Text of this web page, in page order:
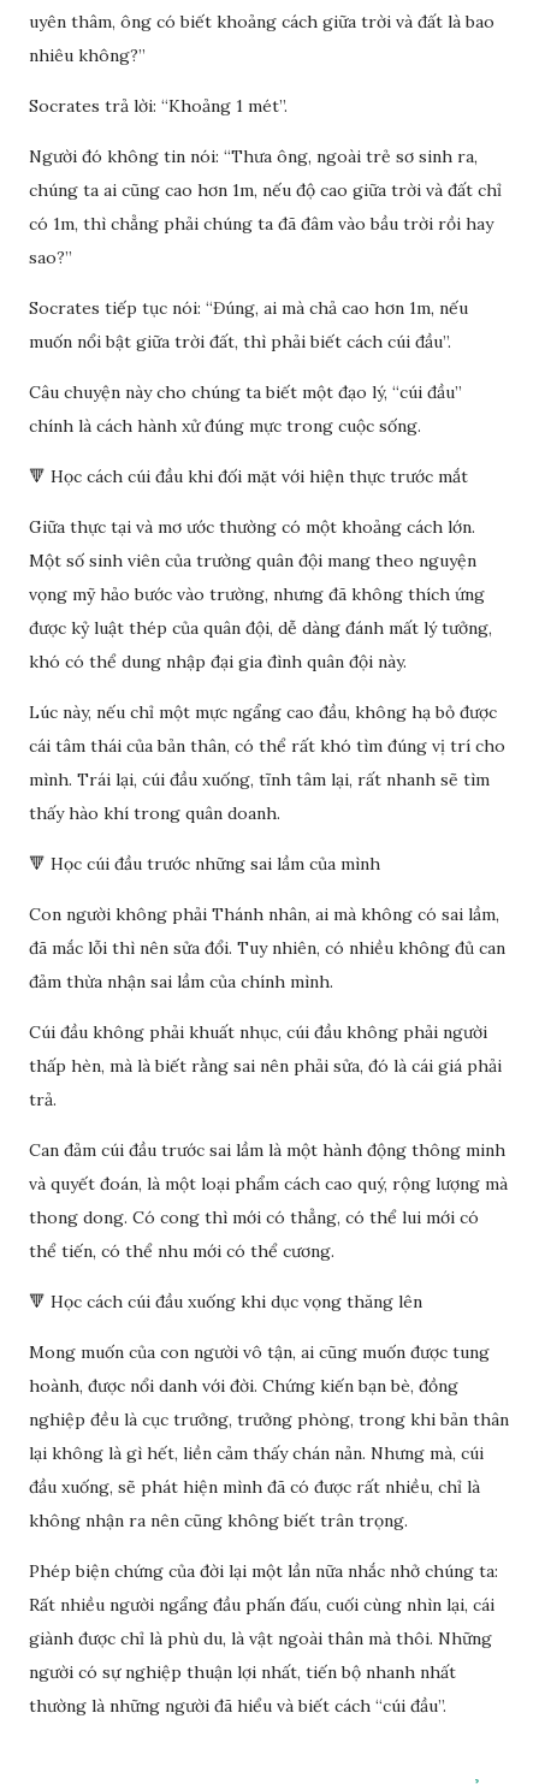
uyên thâm, ông có biết khoảng cách giữa trời và đất là bao
nhiêu không?”
Socrates trả lời: “Khoảng 1 mét”.
Người đó không tin nói: “Thưa ông, ngoài trẻ sơ sinh ra,
chúng ta ai cũng cao hơn 1m, nếu độ cao giữa trời và đất chỉ
có 1m, thì chẳng phải chúng ta đã đâm vào bầu trời rồi hay
sao?”
Socrates tiếp tục nói: “Đúng, ai mà chả cao hơn 1m, nếu
muốn nổi bật giữa trời đất, thì phải biết cách cúi đầu”.
Câu chuyện này cho chúng ta biết một đạo lý, “cúi đầu”
chính là cách hành xử đúng mực trong cuộc sống.
🔻 Học cách cúi đầu khi đối mặt với hiện thực trước mắt
Giữa thực tại và mơ ước thường có một khoảng cách lớn.
Một số sinh viên của trường quân đội mang theo nguyện
vọng mỹ hảo bước vào trường, nhưng đã không thích ứng
được kỷ luật thép của quân đội, dễ dàng đánh mất lý tưởng,
khó có thể dung nhập đại gia đình quân đội này.
Lúc này, nếu chỉ một mực ngẩng cao đầu, không hạ bỏ được
cái tâm thái của bản thân, có thể rất khó tìm đúng vị trí cho
mình. Trái lại, cúi đầu xuống, tĩnh tâm lại, rất nhanh sẽ tìm
thấy hào khí trong quân doanh.
🔻 Học cúi đầu trước những sai lầm của mình
Con người không phải Thánh nhân, ai mà không có sai lầm,
đã mắc lỗi thì nên sửa đổi. Tuy nhiên, có nhiều không đủ can
đảm thừa nhận sai lầm của chính mình.
Cúi đầu không phải khuất nhục, cúi đầu không phải người
thấp hèn, mà là biết rằng sai nên phải sửa, đó là cái giá phải
trả.
Can đảm cúi đầu trước sai lầm là một hành động thông minh
và quyết đoán, là một loại phẩm cách cao quý, rộng lượng mà
thong dong. Có cong thì mới có thẳng, có thể lui mới có
thể tiến, có thể nhu mới có thể cương.
🔻 Học cách cúi đầu xuống khi dục vọng thăng lên
Mong muốn của con người vô tận, ai cũng muốn được tung
hoành, được nổi danh với đời. Chứng kiến bạn bè, đồng
nghiệp đều là cục trưởng, trưởng phòng, trong khi bản thân
lại không là gì hết, liền cảm thấy chán nản. Nhưng mà, cúi
đầu xuống, sẽ phát hiện mình đã có được rất nhiều, chỉ là
không nhận ra nên cũng không biết trân trọng.
Phép biện chứng của đời lại một lần nữa nhắc nhở chúng ta:
Rất nhiều người ngẩng đầu phấn đấu, cuối cùng nhìn lại, cái
giành được chỉ là phù du, là vật ngoài thân mà thôi. Những
người có sự nghiệp thuận lợi nhất, tiến bộ nhanh nhất
thường là những người đã hiểu và biết cách “cúi đầu”.